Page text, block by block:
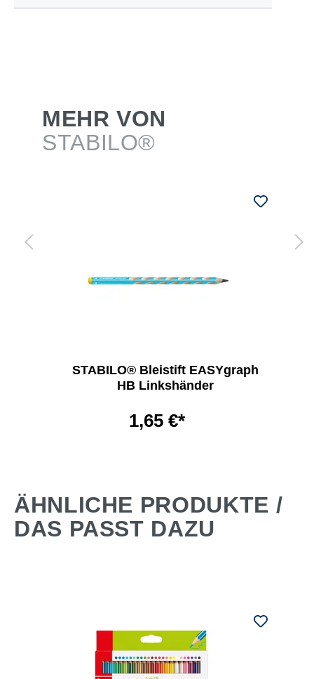
MEHR VON
STABILO®
STABILO® Bleistift EASYgraph
HB Linkshänder
1,65 €*
ÄHNLICHE PRODUKTE /
DAS PASST DAZU